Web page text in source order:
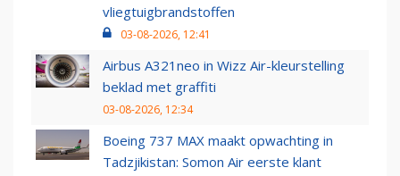
vliegtuigbrandstoffen
03-08-2026, 12:41
Airbus A321neo in Wizz Air-kleurstelling
beklad met graffiti
03-08-2026, 12:34
Boeing 737 MAX maakt opwachting in
Tadzjikistan: Somon Air eerste klant